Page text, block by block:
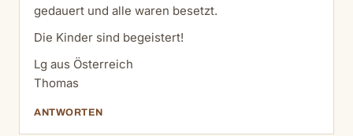
gedauert und alle waren besetzt.
Die Kinder sind begeistert!
Lg aus Österreich
Thomas
ANTWORTEN